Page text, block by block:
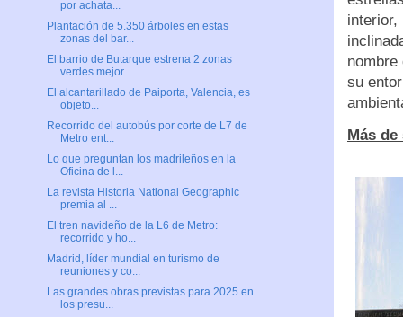
interior,
su
Más
por achata...
Plantación de 5.350 árboles en estas
zonas del bar...
El barrio de Butarque estrena 2 zonas
verdes mejor...
El alcantarillado de Paiporta, Valencia, es
objeto...
Recorrido del autobús por corte de L7 de
Metro ent...
Lo que preguntan los madrileños en la
Oficina de l...
La revista Historia National Geographic
premia al ...
El tren navideño de la L6 de Metro:
recorrido y ho...
Madrid, líder mundial en turismo de
reuniones y co...
Las grandes obras previstas para 2025 en
los presu...